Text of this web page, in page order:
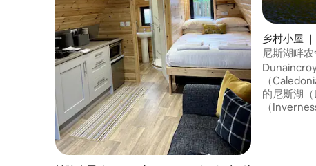
乡村小屋
尼斯湖畔
（
的尼斯湖
（